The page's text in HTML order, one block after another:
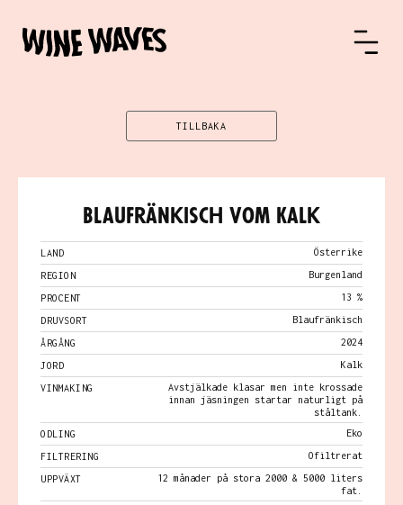
TILLBAKA
Blaufränkisch vom Kalk
LAND Österrike
REGION Burgenland
PROCENT 13 %
DRUVSORT Blaufränkisch
ÅRGÅNG 2024
JORD Kalk
VINMAKING
Avstjälkade klasar men inte krossade
innan jäsningen startar naturligt på
ståltank.
ODLING
Eko
FILTRERING Ofiltrerat
UPPVÄXT
12 månader på stora 2000 & 5000 liters
fat.